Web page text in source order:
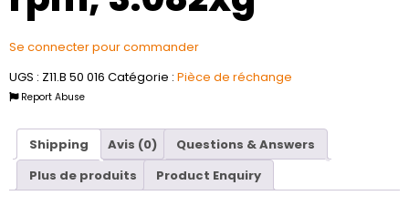
Se connecter pour commander
UGS : Z11.B 50 016 Catégorie : Pièce de réchange
Report Abuse
Shipping Avis (0)
Questions & Answers
Plus de produits
Product Enquiry